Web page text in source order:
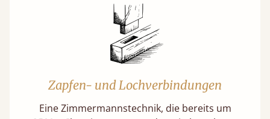
Zapfen- und Lochverbindungen
Eine Zimmermannstechnik, die bereits um